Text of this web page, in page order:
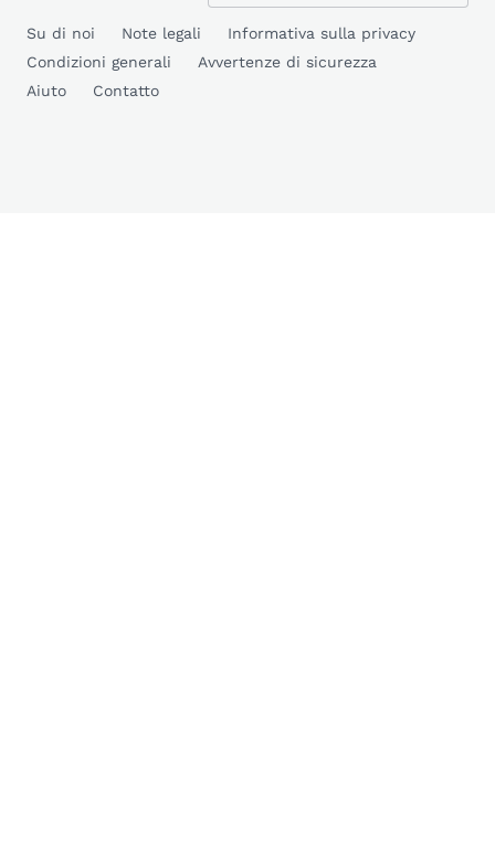
Su di noi Note legali
Informativa sulla privacy
Condizioni generali
Avvertenze di sicurezza
Aiuto
Contatto